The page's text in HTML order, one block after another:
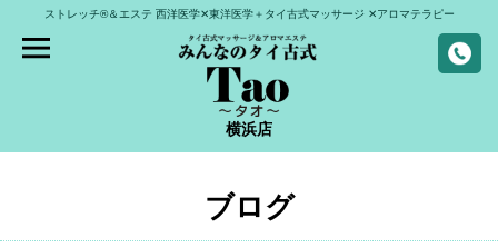
ストレッチ®＆エステ 西洋医学✕東洋医学＋タイ古式マッサージ ✕アロマテラピー
横浜店
ブログ